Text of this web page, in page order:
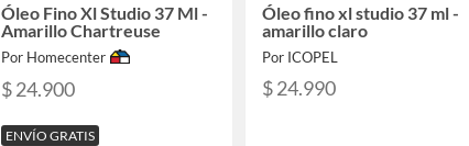
Óleo Fino Xl Studio 37 Ml -
Amarillo Chartreuse
Por Homecenter
$ 24.900
ENVÍO GRATIS
Óleo fino xl studio 37 ml -
amarillo claro
Por ICOPEL
$ 24.990